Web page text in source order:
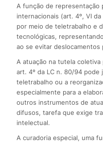
A função de representação
internacionais (art. 4º, VI
por meio de teletrabalho e
tecnológicas,
ao se evitar deslocamentos
A atuação na tutela
art. 4º da LC n. 80/94 pode
teletrabalho ou a
especialmente para a
outros instrumentos de
difusos, tarefa que exige
intelectual.
A curadoria especial, uma